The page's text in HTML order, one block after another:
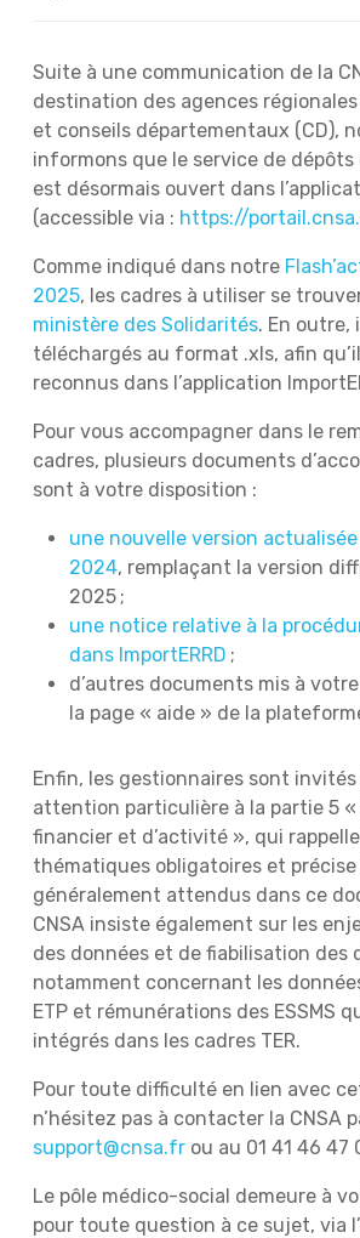
Suite à une communication de la
destination des agences
et conseils départementaux (CD),
informons que le service de dépôts
est désormais ouvert dans
(accessible via : https://
Comme indiqué dans notre
2025, les cadres à utiliser se
ministère des Solidarités. En outre,
téléchargés au format .xls, afin
reconnus dans l’application
Pour vous accompagner dans le
cadres, plusieurs documents
sont à votre disposition :
une nouvelle version actualisée
2024, remplaçant la version
2025 ;
une notice relative à la
dans ImportERRD ;
d’autres documents mis à
la page « aide » de la
Enfin, les gestionnaires sont
attention particulière à la partie 5 «
financier et d’activité », qui
thématiques obligatoires et
généralement attendus dans ce
CNSA insiste également sur les
des données et de fiabilisation des
notamment concernant les
ETP et rémunérations des ESSMS
intégrés dans les cadres TER.
Pour toute difficulté en lien avec
n’hésitez pas à contacter la CNSA
support@cnsa.frou au 01 41 46 47
Le pôle médico-social demeure à
pour toute question à ce sujet, via